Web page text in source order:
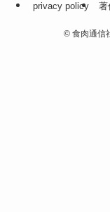
privacy policy 著
©食肉通信